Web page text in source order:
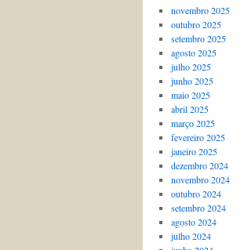
novembro 2025
outubro 2025
setembro 2025
agosto 2025
julho 2025
junho 2025
maio 2025
abril 2025
março 2025
fevereiro 2025
janeiro 2025
dezembro 2024
novembro 2024
outubro 2024
setembro 2024
agosto 2024
julho 2024